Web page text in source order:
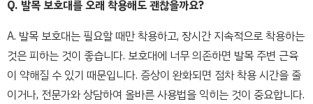
Q. 발목 보호대를 오래 착용해도 괜찮을까요?
A. 발목 보호대는 필요할 때만 착용하고, 장시간 지속적으로 착용하는
것은 피하는 것이 좋습니다. 보호대에 너무 의존하면 발목 주변 근육
이 약해질 수 있기 때문입니다. 증상이 완화되면 점차 착용 시간을 줄
이거나, 전문가와 상담하여 올바른 사용법을 익히는 것이 중요합니다.